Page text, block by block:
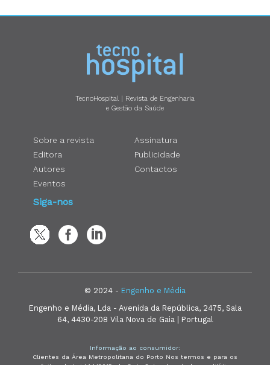
TecnoHospital | Revista de Engenharia
e Gestão da Saúde
Sobre a revista
Editora
Autores
Eventos
Assinatura
Publicidade
Contactos
Siga-nos
© 2024 - Engenho e Média
Engenho e Média, Lda - Avenida da República, 2475, Sala
64, 4430-208 Vila Nova de Gaia | Portugal
Informação ao consumidor:
Clientes da Área Metropolitana do Porto Nos termos e para os